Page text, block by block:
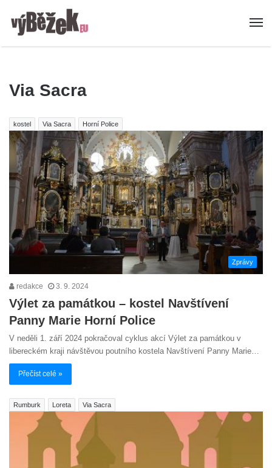
Via Sacra
kostel Via Sacra Horní Police
Zprávy
redakce 3. 9. 2024
Výlet za památkou – kostel Navštívení
Panny Marie Horní Police
V neděli 1. září 2024 pokračoval cyklus akcí Výlet za památkou v
libereckém kraji návštěvou poutního kostela Navštívení Panny Marie…
Přečíst celé »
Rumburk Loreta Via Sacra